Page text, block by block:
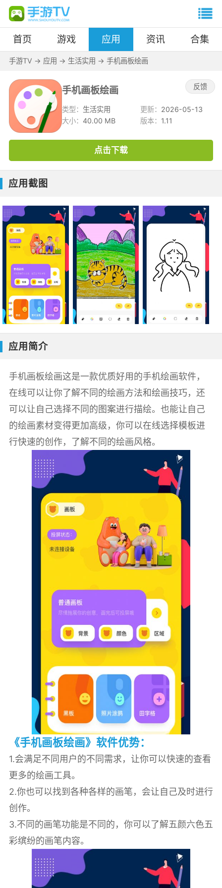
首页 游戏 应用 资讯 合集
手游TV -> 应用 -> 生活实用 -> 手机画板绘画
手机画板绘画 反馈
类型： 生活实用 更新： 2026-05-13
大小： 40.00 MB 版本： 1.11
点击下载
应用截图
应用简介
手机画板绘画这是一款优质好用的手机绘画软件，
在线可以让你了解不同的绘画方法和绘画技巧，还
可以让自己选择不同的图案进行描绘。也能让自己
的绘画素材变得更加高级，你可以在线选择模板进
行快速的创作，了解不同的绘画风格。
《手机画板绘画》软件优势：
1.会满足不同用户的不同需求，让你可以快速的查看
更多的绘画工具。
2.你也可以找到各种各样的画笔，会让自己及时进行
创作。
3.不同的画笔功能是不同的，你可以了解五颜六色五
彩缤纷的画笔内容。